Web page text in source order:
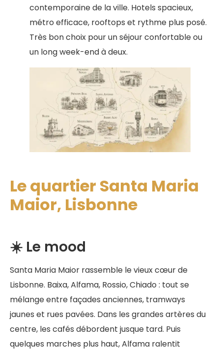
contemporaine de la ville. Hotels spacieux,
métro efficace, rooftops et rythme plus posé.
Très bon choix pour un séjour confortable ou
un long week-end à deux.
Le quartier Santa Maria
Maior, Lisbonne
☀️ Le mood
Santa Maria Maior rassemble le vieux cœur de
Lisbonne. Baixa, Alfama, Rossio, Chiado : tout se
mélange entre façades anciennes, tramways
jaunes et rues pavées. Dans les grandes artères du
centre, les cafés débordent jusque tard. Puis
quelques marches plus haut, Alfama ralentit